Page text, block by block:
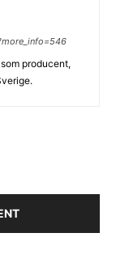
producent,